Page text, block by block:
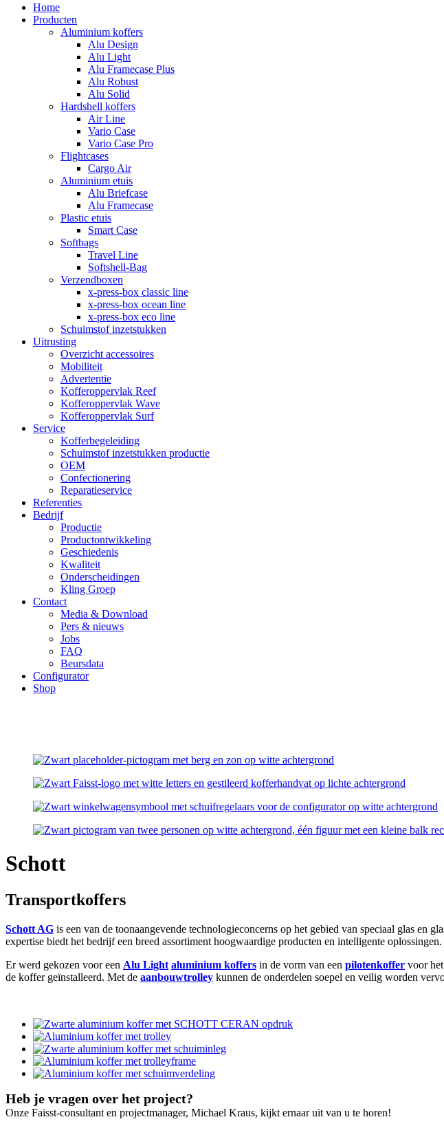
Home
Producten
Aluminium koffers
Alu Design
Alu Light
Alu Framecase Plus
Alu Robust
Alu Solid
Hardshell koffers
Air Line
Vario Case
Vario Case Pro
Flightcases
Cargo Air
Aluminium etuis
Alu Briefcase
Alu Framecase
Plastic etuis
Smart Case
Softbags
Travel Line
Softshell-Bag
Verzendboxen
x-press-box classic line
x-press-box ocean line
x-press-box eco line
Schuimstof inzetstukken
Uitrusting
Overzicht accessoires
Mobiliteit
Advertentie
Kofferoppervlak Reef
Kofferoppervlak Wave
Kofferoppervlak Surf
Service
Kofferbegeleiding
Schuimstof inzetstukken productie
OEM
Confectionering
Reparatieservice
Referenties
Bedrijf
Productie
Productontwikkeling
Geschiedenis
Kwaliteit
Onderscheidingen
Kling Groep
Contact
Media & Download
Pers & nieuws
Jobs
FAQ
Beursdata
Configurator
Shop
Schott
Transportkoffers
Schott AG is een van de toonaangevende technologieconcerns op het gebied van speciaal glas en
expertise biedt het bedrijf een breed assortiment hoogwaardige producten en intelligente oplossingen.
Er werd gekozen voor een Alu Light aluminium koffers in de vorm van een pilotenkoffer voor
de koffer geïnstalleerd. Met de aanbouwtrolley kunnen de onderdelen soepel en veilig worden
Heb je vragen over het project?
Onze Faisst-consultant en projectmanager, Michael Kraus, kijkt ernaar uit van u te horen!